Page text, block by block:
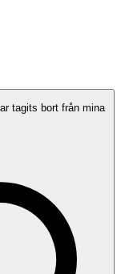
tagits bort från mina